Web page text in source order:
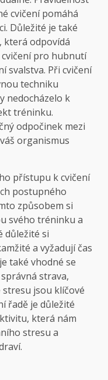
cvičení pomáhá
Důležité je také
odpovídá
pro hubnutí
svalstva. Při cvičení
techniku
nedocházelo k
tréninku.
odpočinek mezi
organismus
přístupu k cvičení
postupného
způsobem si
svého tréninku a
důležité si
a vyžadují čas
také vhodné se
strava,
jsou klíčové
řadě je důležité
která nám
stresu a